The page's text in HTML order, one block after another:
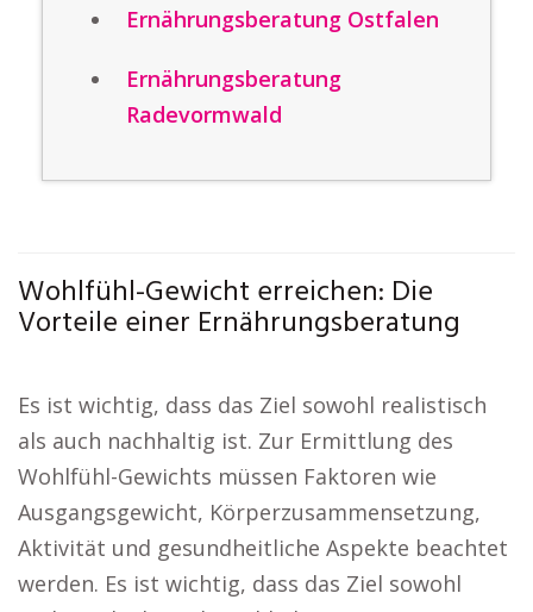
Ernährungsberatung Ostfalen
Ernährungsberatung
Radevormwald
Wohlfühl-Gewicht erreichen: Die
Vorteile einer Ernährungsberatung
Es ist wichtig, dass das Ziel sowohl realistisch
als auch nachhaltig ist. Zur Ermittlung des
Wohlfühl-Gewichts müssen Faktoren wie
Ausgangsgewicht, Körperzusammensetzung,
Aktivität und gesundheitliche Aspekte beachtet
werden. Es ist wichtig, dass das Ziel sowohl